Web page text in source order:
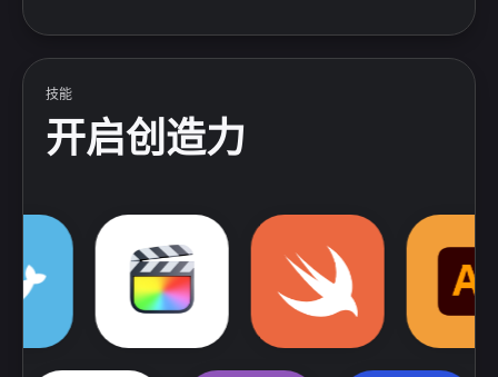
技能
开启创造力
AfterEffect Sketch
Docker Photoshop
FinalCutPro